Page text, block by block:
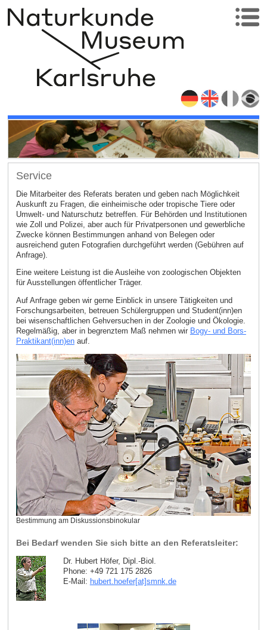
Service
Die Mitarbeiter des Referats beraten und geben nach Möglichkeit
Auskunft zu Fragen, die einheimische oder tropische Tiere oder
Umwelt- und Naturschutz betreffen. Für Behörden und Institutionen
wie Zoll und Polizei, aber auch für Privatpersonen und gewerbliche
Zwecke können Bestimmungen anhand von Belegen oder
ausreichend guten Fotografien durchgeführt werden (Gebühren auf
Anfrage).
Eine weitere Leistung ist die Ausleihe von zoologischen Objekten
für Ausstellungen öffentlicher Träger.
Auf Anfrage geben wir gerne Einblick in unsere Tätigkeiten und
Forschungsarbeiten, betreuen Schülergruppen und Student(inn)en
bei wisenschaftlichen Gehversuchen in der Zoologie und Ökologie.
Regelmäßig, aber in begrenztem Maß nehmen wir Bogy- und Bors-
Praktikant(inn)enauf.
Bestimmung am Diskussionsbinokular
Bei Bedarf wenden Sie sich bitte an den Referatsleiter:
Dr. Hubert Höfer, Dipl.-Biol.
Phone: +49 721 175 2826
E-Mail: hubert.hoefer[at]smnk de